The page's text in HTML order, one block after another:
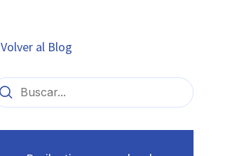
México
Volver al Blog